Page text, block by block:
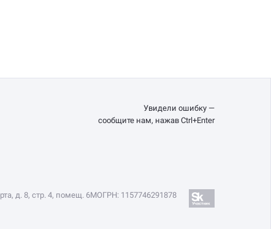
Увидели ошибку —
сообщите нам, нажав Ctrl+Enter
д. 8, стр. 4, помещ. 6МОГРН: 1157746291878